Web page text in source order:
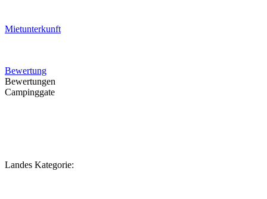
Mietunterkunft
Bewertung
Bewertungen
Campinggate
Landes Kategorie: